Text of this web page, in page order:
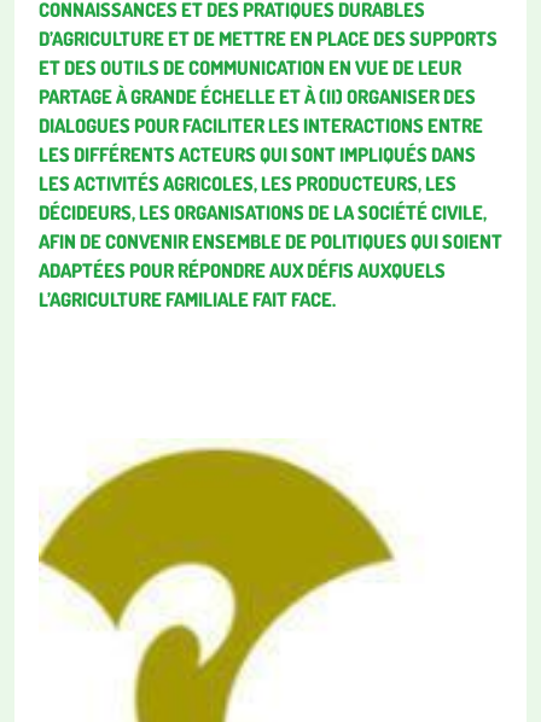
CONNAISSANCES ET DES PRATIQUES DURABLES
D’AGRICULTURE ET DE METTRE EN PLACE DES SUPPORTS
ET DES OUTILS DE COMMUNICATION EN VUE DE LEUR
PARTAGE À GRANDE ÉCHELLE ET À (II) ORGANISER DES
DIALOGUES POUR FACILITER LES INTERACTIONS ENTRE
LES DIFFÉRENTS ACTEURS QUI SONT IMPLIQUÉS DANS
LES ACTIVITÉS AGRICOLES, LES PRODUCTEURS, LES
DÉCIDEURS, LES ORGANISATIONS DE LA SOCIÉTÉ CIVILE,
AFIN DE CONVENIR ENSEMBLE DE POLITIQUES QUI SOIENT
ADAPTÉES POUR RÉPONDRE AUX DÉFIS AUXQUELS
L’AGRICULTURE FAMILIALE FAIT FACE.